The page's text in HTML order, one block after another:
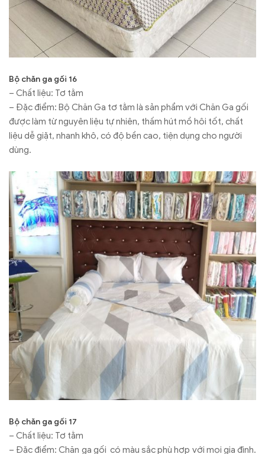
Bộ chăn ga gối 16
– Chất liệu: Tơ tằm
– Đặc điểm: Bộ Chăn Ga tơ tằm là sản phẩm với Chăn Ga gối
được làm từ nguyên liệu tự nhiên, thấm hút mồ hôi tốt, chất
liệu dễ giặt, nhanh khô, có độ bền cao, tiện dụng cho người
dùng.
Bộ chăn ga gối 17
– Chất liệu: Tơ tằm
– Đặc điểm: Chăn ga gối có màu sắc phù hợp với mọi gia đình.